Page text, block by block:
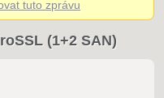
tuto zprávu
(1+2 SAN)